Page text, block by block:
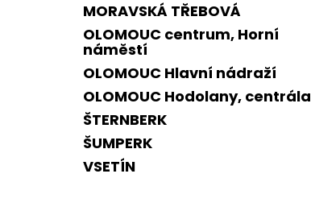
MORAVSKÁ TŘEBOVÁ
OLOMOUC centrum, Horní
náměstí
OLOMOUC Hlavní nádraží
OLOMOUC Hodolany, centrála
ŠTERNBERK
ŠUMPERK
VSETÍN